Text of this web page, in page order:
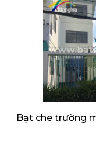
Bạt che trường